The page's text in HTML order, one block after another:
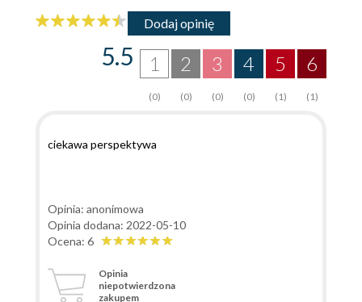
Dodaj opinię
6
(1)
5
(1)
4
(0)
3
(0)
2
(0)
1
(0)
5.5
ciekawa perspektywa
Opinia: anonimowa
Opinia dodana: 2022-05-10
Ocena: 6
Opinia
niepotwierdzona
zakupem